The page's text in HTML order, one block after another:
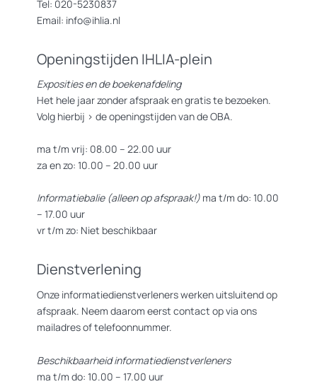
duik in de >handleiding schrijven voor Wikipedia
Meer informatie over het aanmaken van een account en veel tips
vind je hier
Inschrijven
De bijeenkomst is gratis. Om te weten hoeveel mensen we kunnen
verwachten, vragen we je om je in te schrijven.
SCHRIJF JE IN
NEEM EEN LAPTOP MEE ALS JE KOMT
Tel: 020-5230837
Email: info@ihlia.nl
Openingstijden IHLIA-plein
Exposities en de boekenafdeling
Het hele jaar zonder afspraak en gratis te bezoeken.
Volg hierbij > de openingstijden van de OBA.
ma t/m vrij: 08.00 – 22.00 uur
za en zo: 10.00 – 20.00 uur
Informatiebalie (alleen op afspraak!) ma t/m do: 10.00
– 17.00 uur
vr t/m zo: Niet beschikbaar
Dienstverlening
Onze informatiedienstverleners werken uitsluitend op
afspraak. Neem daarom eerst contact op via ons
mailadres of telefoonnummer.
Beschikbaarheid informatiedienstverleners
ma t/m do: 10.00 – 17.00 uur